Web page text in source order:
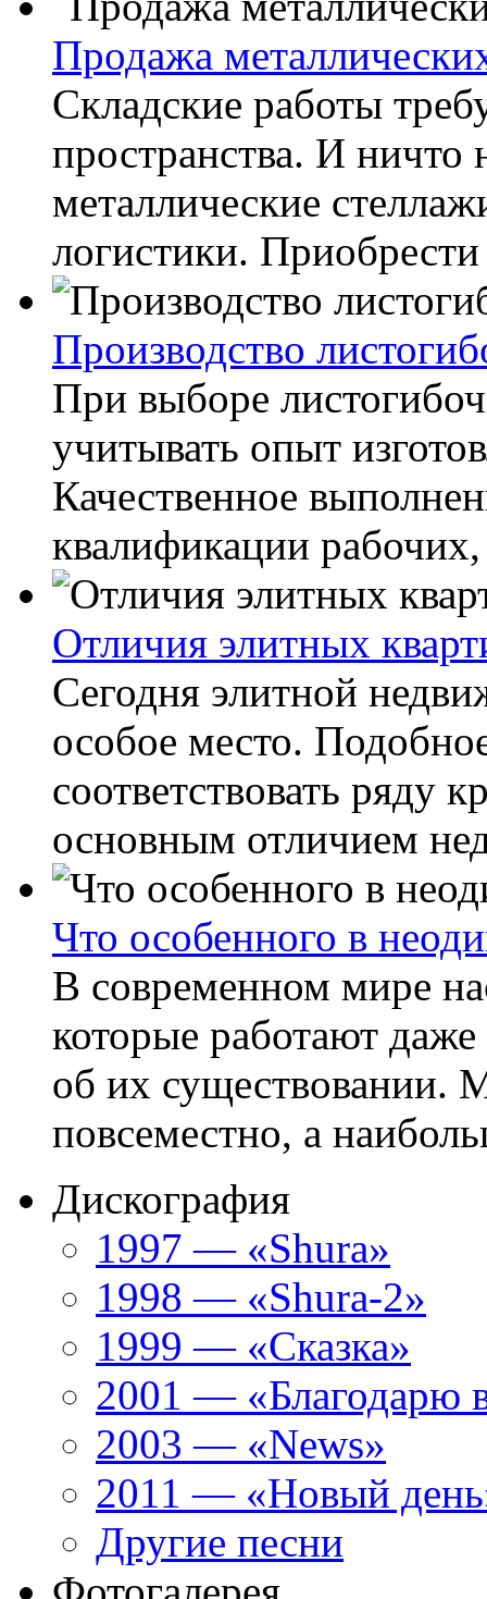
Продажа
Складские работы
пространства. И
металлические
логистики.
Производство
При выборе
учитывать опыт
Качественное
квалификации
Отличия элитных
Сегодня элитной
особое место.
соответствовать ряду
основным отличием
Что особенного в
В современном мире
которые работают
об их существовании.
повсеместно, а
Дискография
1997 — «Shura»
1998 — «Shura-2»
1999 — «Сказка»
2001 — «Благодарю
2003 — «News»
2011 — «Новый
Другие песни